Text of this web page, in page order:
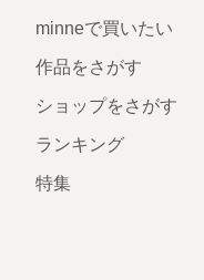
minneで買いたい
作品をさがす
ショップをさがす
ランキング
特集